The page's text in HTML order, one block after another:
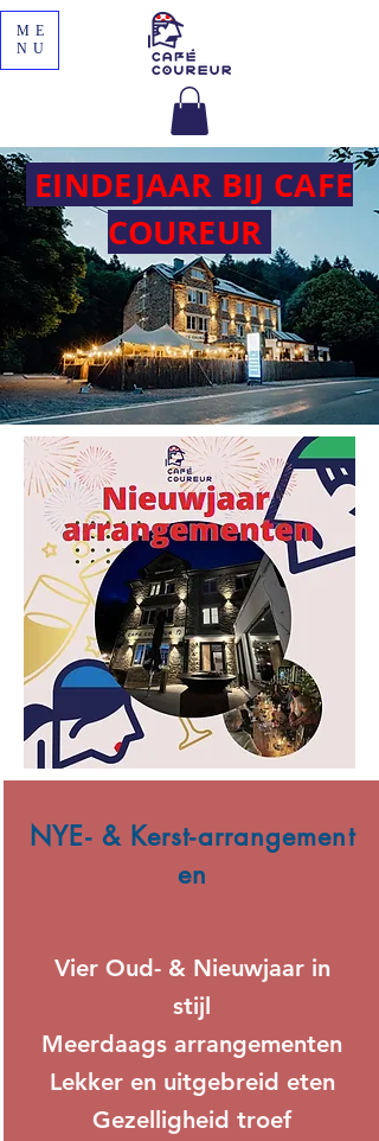
ME
NU
EINDEJAAR BIJ CAFE
COUREUR
NYE- & Kerst-arrangement​
en
Vier Oud- & Nieuwjaar in
stijl
Meerdaags arrangementen
Lekker en uitgebreid eten
Gezelligheid troef